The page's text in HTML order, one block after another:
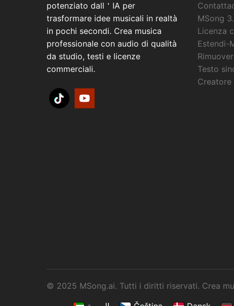
potenziato dall＇IA per
trasformare idee musicali in realtà
in pochi secondi. Crea musica
professionale con audio di qualità
da studio, testi e licenze
commerciali.
MSong
Licenza
Estendi-
Testo
© 2025 MSong.ai. Tutti i diritti riservati. Crea